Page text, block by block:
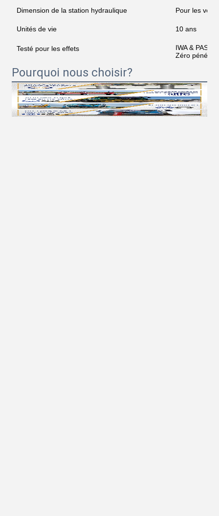
Dimension de la station hydraulique Pour les
Unités de vie 10 ans
Testé pour les effets
IWA & PAS
Zéro
Pourquoi nous choisir?